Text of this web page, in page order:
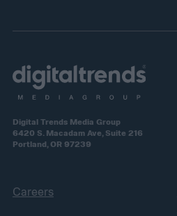
Digital Trends Media Group
6420 S. Macadam Ave, Suite 216
Portland, OR 97239
Careers